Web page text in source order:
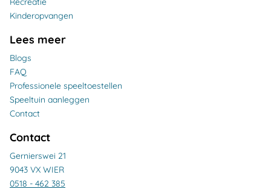
Kinderopvangen
Lees meer
Blogs
FAQ
Professionele speeltoestellen
Speeltuin aanleggen
Contact
Contact
Gernierswei 21
9043 VX WIER
0518 - 462 385